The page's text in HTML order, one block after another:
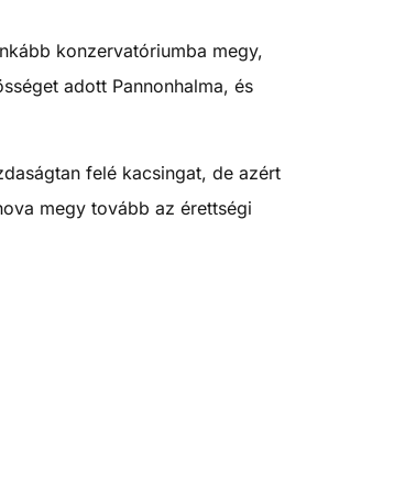
konzervatóriumba megy,
adott Pannonhalma, és
felé kacsingat, de azért
megy tovább az érettségi